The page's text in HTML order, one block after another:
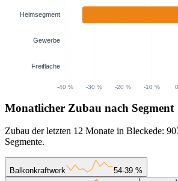
Monatlicher Zubau nach Segment
Zubau der letzten 12 Monate in Bleckede:
Segmente.
Balkonkraftwerk 54-39 %